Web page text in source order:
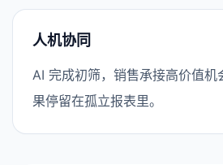
人机协同
AI 完成初筛，销售承接高价值机
果停留在孤立报表里。